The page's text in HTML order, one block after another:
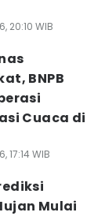
20:10 WIB
BNPB
Cuaca di
17:14 WIB
Mulai